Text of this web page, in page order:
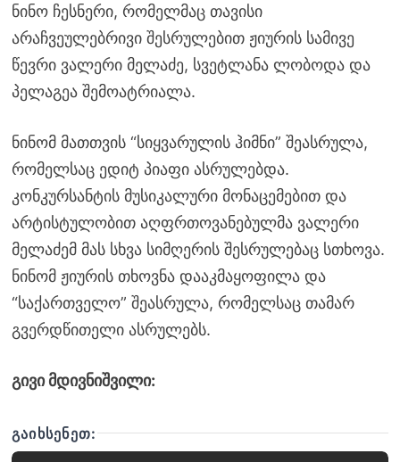
ნინო ჩესნერი, რომელმაც თავისი
არაჩვეულებრივი შესრულებით ჟიურის სამივე
წევრი ვალერი მელაძე, სვეტლანა ლობოდა და
პელაგეა შემოატრიალა.
ნინომ მათთვის “სიყვარულის ჰიმნი” შეასრულა,
რომელსაც ედიტ პიაფი ასრულებდა.
კონკურსანტის მუსიკალური მონაცემებით და
არტისტულობით აღფრთოვანებულმა ვალერი
მელაძემ მას სხვა სიმღერის შესრულებაც სთხოვა.
ნინომ ჟიურის თხოვნა დააკმაყოფილა და
“საქართველო” შეასრულა, რომელსაც თამარ
გვერდწითელი ასრულებს.
გივი მდივნიშვილი:
ᲒᲐᲘᲮᲡᲔᲜᲔᲗ: